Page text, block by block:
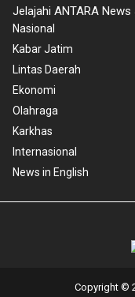
Jelajahi ANTARA
Nasional
Kabar Jatim
Lintas Daerah
Ekonomi
Olahraga
Karkhas
Internasional
News in English
Copyright ©